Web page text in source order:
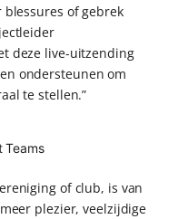
blessures of gebrek
deze live-uitzending
ondersteunen om
te stellen.”
Teams
of club, is van
plezier, veelzijdige